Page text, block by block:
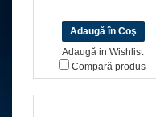
Adaugă in Wishlist
Compară produs